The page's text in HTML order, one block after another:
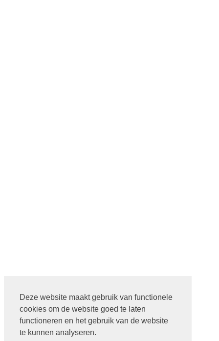
Deze website maakt gebruik van functionele
cookies om de website goed te laten
functioneren en het gebruik van de website
te kunnen analyseren.